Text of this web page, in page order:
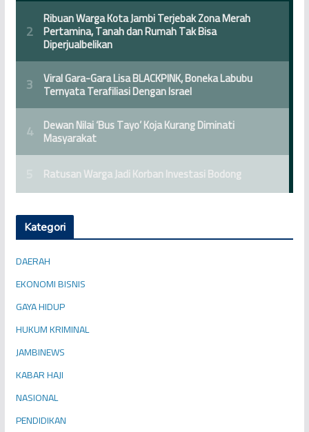
Kategori
DAERAH
EKONOMI BISNIS
GAYA HIDUP
HUKUM KRIMINAL
JAMBINEWS
KABAR HAJI
NASIONAL
PENDIDIKAN